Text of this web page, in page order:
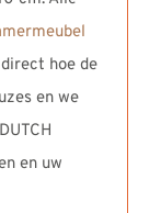
hoe de
en we
en uw